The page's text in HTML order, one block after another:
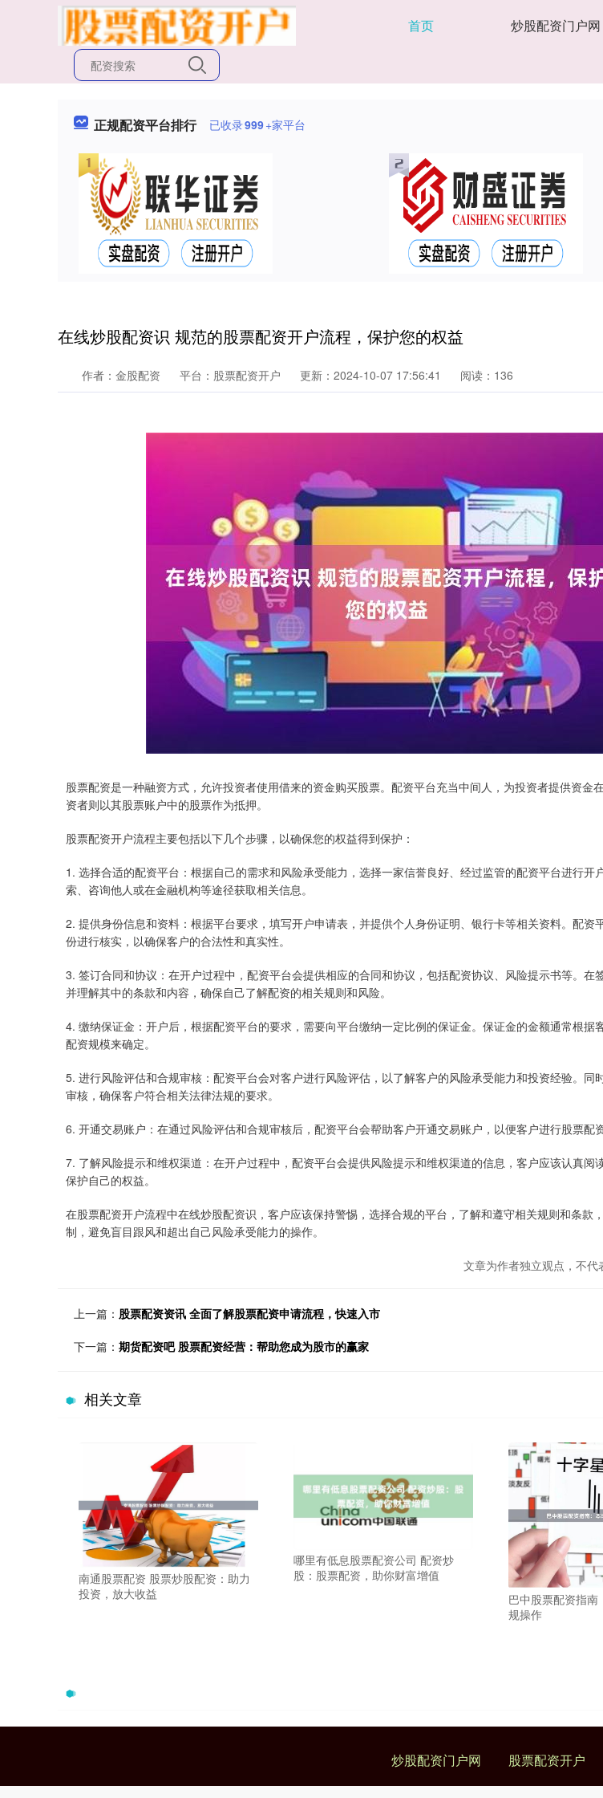
首页 炒股配资门户网
正规配资平台排行 已收录999+家平台
在线炒股配资识 规范的股票配资开户流程，保护您的权益
作者：金股配资 平台：股票配资开户 更新：2024-10-07 17:56:41 阅读：136
股票配资是一种融资方式，允许投资者使用借来的资金购买股票。配资平台充当中间人，为投资者提供资金
资者则以其股票账户中的股票作为抵押。
股票配资开户流程主要包括以下几个步骤，以确保您的权益得到保护：
1. 选择合适的配资平台：根据自己的需求和风险承受能力，选择一家信誉良好、经过监管的配资平台进行开
索、咨询他人或在金融机构等途径获取相关信息。
2. 提供身份信息和资料：根据平台要求，填写开户申请表，并提供个人身份证明、银行卡等相关资料。配资
份进行核实，以确保客户的合法性和真实性。
3. 签订合同和协议：在开户过程中，配资平台会提供相应的合同和协议，包括配资协议、风险提示书等。在
并理解其中的条款和内容，确保自己了解配资的相关规则和风险。
4. 缴纳保证金：开户后，根据配资平台的要求，需要向平台缴纳一定比例的保证金。保证金的金额通常根据
配资规模来确定。
5. 进行风险评估和合规审核：配资平台会对客户进行风险评估，以了解客户的风险承受能力和投资经验。同
审核，确保客户符合相关法律法规的要求。
6. 开通交易账户：在通过风险评估和合规审核后，配资平台会帮助客户开通交易账户，以便客户进行股票配资
7. 了解风险提示和维权渠道：在开户过程中，配资平台会提供风险提示和维权渠道的信息，客户应该认真阅
保护自己的权益。
在股票配资开户流程中在线炒股配资识，客户应该保持警惕，选择合规的平台，了解和遵守相关规则和条款
制，避免盲目跟风和超出自己风险承受能力的操作。
文章为作者独立观点，不代
上一篇： 股票配资资讯 全面了解股票配资申请流程，快速入市
下一篇： 期货配资吧 股票配资经营：帮助您成为股市的赢家
相关文章
南通股票配资 股票炒股配资：助力
投资，放大收益
哪里有低息股票配资公司 配资炒
股：股票配资，助你财富增值
巴中股票配资指南
规操作
炒股配资门户网 股票配资开户